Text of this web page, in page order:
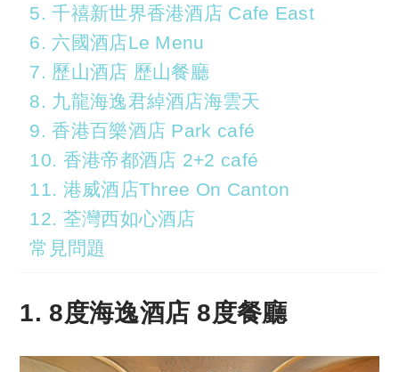
5. 千禧新世界香港酒店 Cafe East
6. 六國酒店Le Menu
7. 歷山酒店 歷山餐廳
8. 九龍海逸君綽酒店海雲天
9. 香港百樂酒店 Park café
10. 香港帝都酒店 2+2 café
11. 港威酒店Three On Canton
12. 荃灣西如心酒店
常見問題
1. 8度海逸酒店 8度餐廳